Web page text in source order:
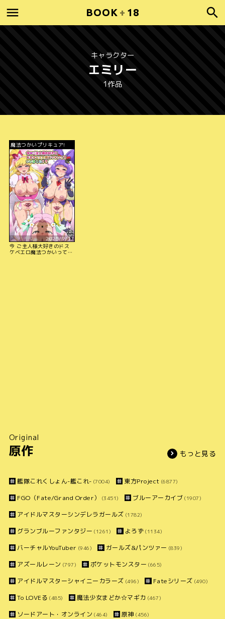
BOOK + 18
キャラクター
エミリー
1作品
魔法つかいプリキュア!
2025/9/17
今 ご主人様大好きのドス
ケベエロ魔法つかいってい
Original
原作 もっと見る
艦隊これくしょん-艦これ- (7004) 東方Project (6877)
FGO（Fate/Grand Order） (3451) ブルーアーカイブ (1907)
アイドルマスターシンデレラガールズ (1782)
グランブルーファンタジー (1261) よろず (1134)
バーチャルYouTuber (946) ガールズ&パンツァー (839)
アズールレーン (797) ポケットモンスター (665)
アイドルマスターシャイニーカラーズ (496) Fateシリーズ (490)
To LOVEる (485) 魔法少女まどか☆マギカ (467)
ソードアート・オンライン (464) 原神 (456)